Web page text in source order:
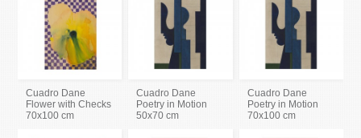
Cuadro Dane
Flower with Checks
70x100 cm
Cuadro Dane
Poetry in Motion
50x70 cm
Cuadro Dane
Poetry in Motion
70x100 cm